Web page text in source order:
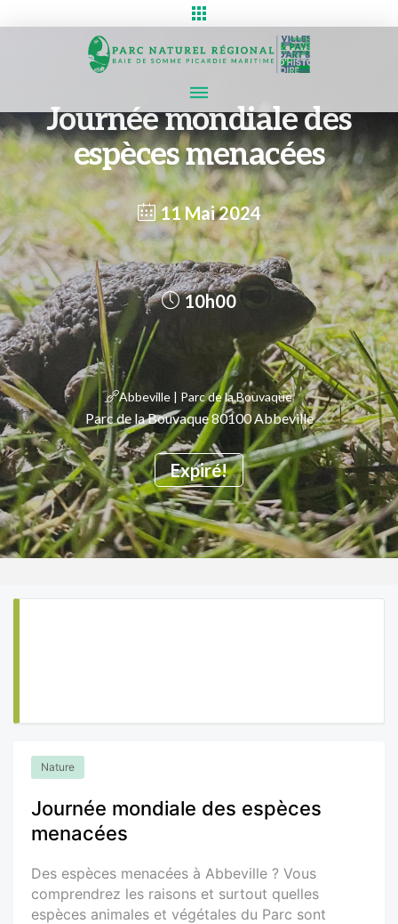
Journée mondiale des
espèces menacées
11 Mai 2024
Expiré!
10h00
Abbeville | Parc de la Bouvaque
Parc de la Bouvaque 80100 Abbeville
Nature
Journée mondiale des espèces
menacées
Des espèces menacées à Abbeville ? Vous
comprendrez les raisons et surtout quelles
espèces animales et végétales du Parc sont